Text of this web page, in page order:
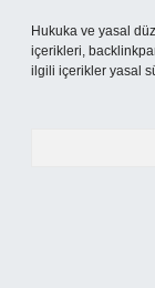
Hukuka ve yasal
içerikleri,
ilgili içerikler yasal